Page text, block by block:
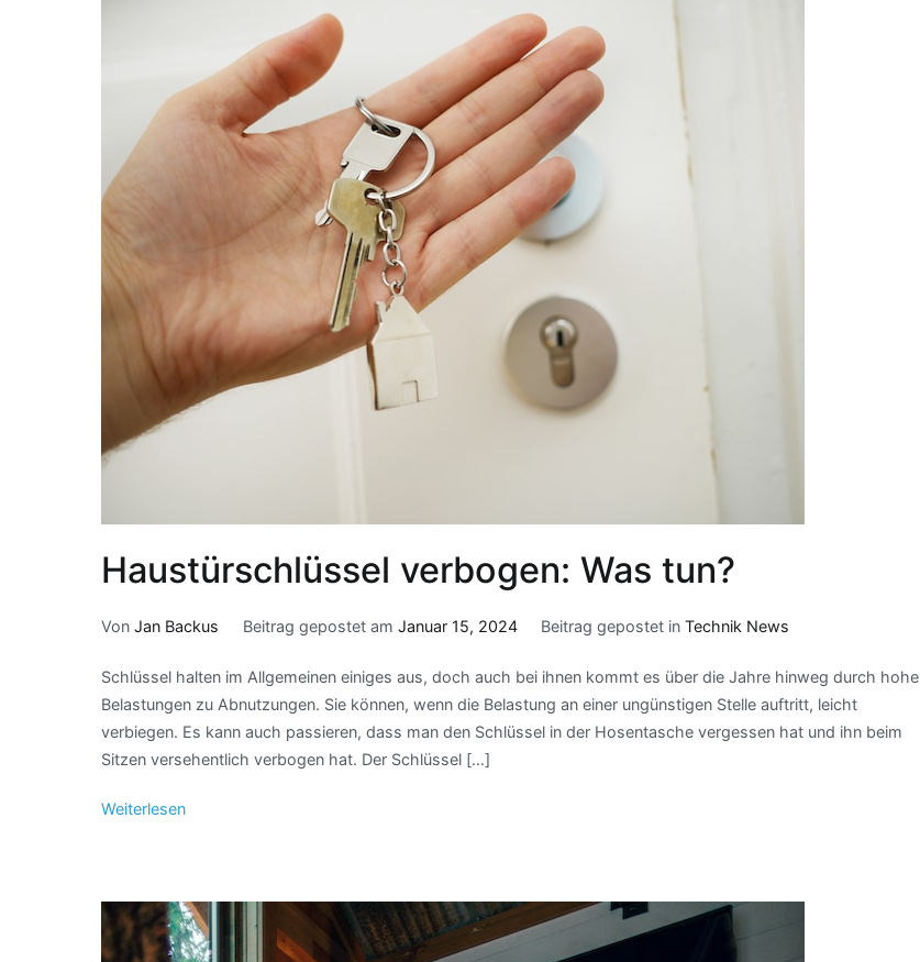
Haustürschlüssel verbogen: Was tun?
Von Jan Backus Beitrag gepostet am Januar 15, 2024 Beitrag gepostet inTechnik News
Schlüssel halten im Allgemeinen einiges aus, doch auch bei ihnen kommt es über die Jahre hinweg durch hohe
Belastungen zu Abnutzungen. Sie können, wenn die Belastung an einer ungünstigen Stelle auftritt, leicht
verbiegen. Es kann auch passieren, dass man den Schlüssel in der Hosentasche vergessen hat und ihn beim
Sitzen versehentlich verbogen hat. Der Schlüssel […]
Weiterlesen